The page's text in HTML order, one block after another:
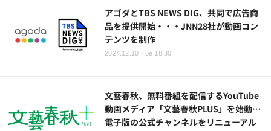
アゴダとTBS NEWS DIG、共同で広告商
品を提供開始・・・JNN28社が動画コン
テンツを制作
2024.12.10 Tue 18:30
文藝春秋、無料番組を配信するYouTube
動画メディア「文藝春秋PLUS」を始動…
電子版の公式チャンネルをリニューアル